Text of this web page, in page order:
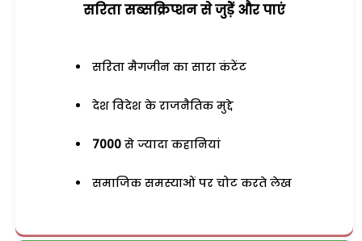
सरिता सब्सक्रिप्शन से जुड़ेें और पाएं
सरिता मैगजीन का सारा कंटेंट
देश विदेश के राजनैतिक मुद्दे
7000 से ज्यादा कहानियां
समाजिक समस्याओं पर चोट करते लेख